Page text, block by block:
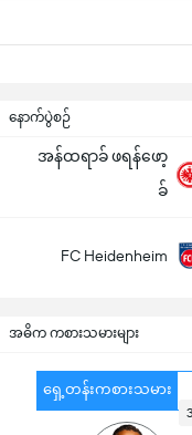
နောက်ပွဲစဉ်
အန်ထရာခ် ဖရန်ဖော့
ခ်
FC Heidenheim
အဓိက ကစားသမားများ
ရှေ့တန်းကစားသမား
3